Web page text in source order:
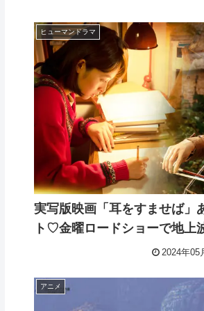
ヒューマンドラマ
実写版映画「耳をすませば」
ト♡金曜ロードショーで地上
2024年05
アニメ